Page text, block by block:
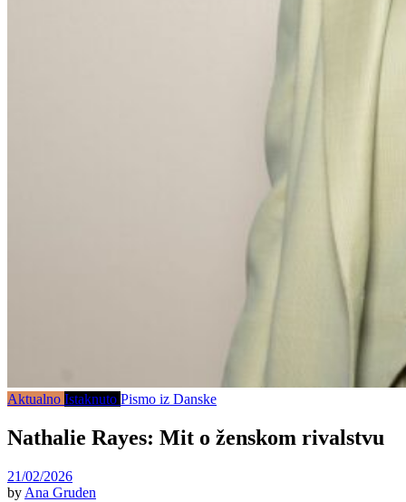
Aktualno Istaknuto Pismo iz Danske
Nathalie Rayes: Mit o ženskom rivalstvu
21/02/2026
by Ana Gruden